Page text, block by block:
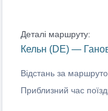
Деталі маршруту:
Кельн (DE) —
Відстань за
Приблизний час